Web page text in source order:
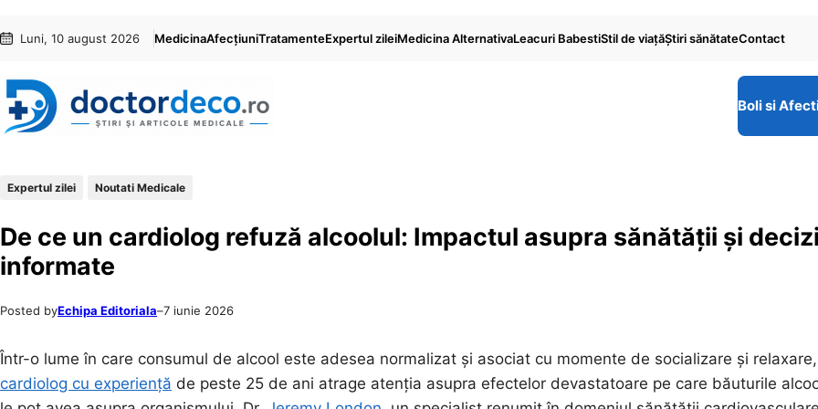
conținut
content
Luni, 10 august 2026 MedicinaAfecțiuniTratamenteExpertul zileiMedicina AlternativaLeacuri BabestiStil de viaţăŞtiri sănătateContact
Boli si
Expertul zilei Noutati Medicale
De ce un cardiolog refuză alcoolul: Impactul asupra sănătății și
informate
Posted byEchipa Editoriala–7 iunie 2026
Într-o lume în care consumul de alcool este adesea normalizat și asociat cu momente de socializare și relaxare,
cardiolog cu experiență de peste 25 de ani atrage atenția asupra efectelor devastatoare pe care băuturile